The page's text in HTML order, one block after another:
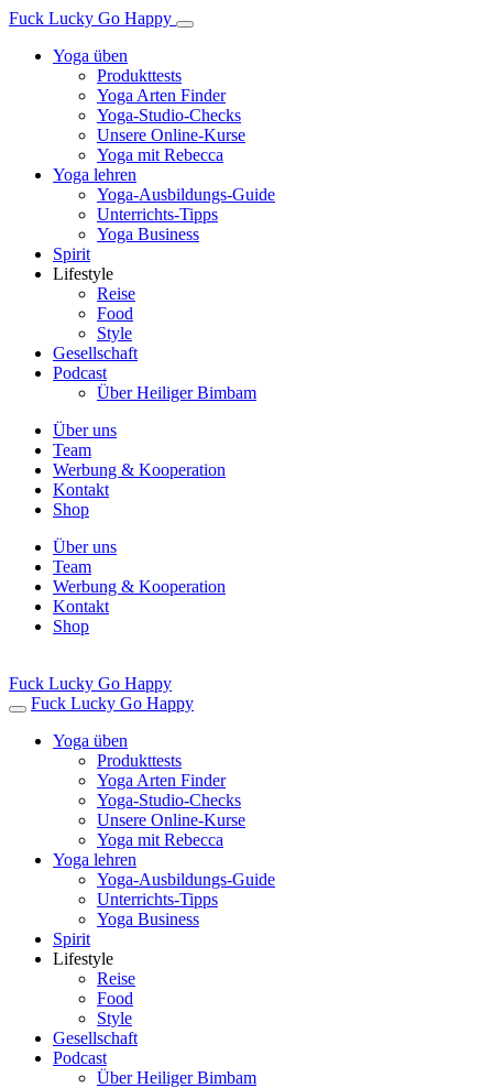
Fuck Lucky Go Happy
Yoga üben
Produkttests
Yoga Arten Finder
Yoga-Studio-Checks
Unsere Online-Kurse
Yoga mit Rebecca
Yoga lehren
Yoga-Ausbildungs-Guide
Unterrichts-Tipps
Yoga Business
Spirit
Lifestyle
Reise
Food
Style
Gesellschaft
Podcast
Über Heiliger Bimbam
Über uns
Team
Werbung & Kooperation
Kontakt
Shop
Über uns
Team
Werbung & Kooperation
Kontakt
Shop
Fuck Lucky Go Happy
Fuck Lucky Go Happy
Yoga üben
Produkttests
Yoga Arten Finder
Yoga-Studio-Checks
Unsere Online-Kurse
Yoga mit Rebecca
Yoga lehren
Yoga-Ausbildungs-Guide
Unterrichts-Tipps
Yoga Business
Spirit
Lifestyle
Reise
Food
Style
Gesellschaft
Podcast
Über Heiliger Bimbam